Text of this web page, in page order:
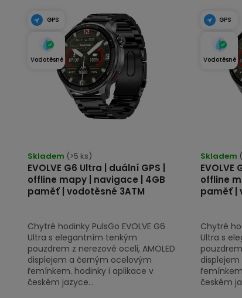
GPS
Vodotěsné
EVOLVE G6 Ultra | duální GPS |
offline mapy | navigace | 4GB
paměť | vodotěsné 3ATM
hodnocení
produktu
je
5,0
5
hvězdiček.
Skladem (>5 ks)
Chytré hodinky PulsGo EVOLVE G6
Ultra s elegantním tenkým
pouzdrem z nerezové oceli, AMOLED
displejem a černým ocelovým
řemínkem. hodinky i aplikace v
českém jazyce...
GPS
Vodotěsné
EVOLVE
offline
paměť |
produktu
je
5,0
5
Skladem
Chytré
Ultra s
českém